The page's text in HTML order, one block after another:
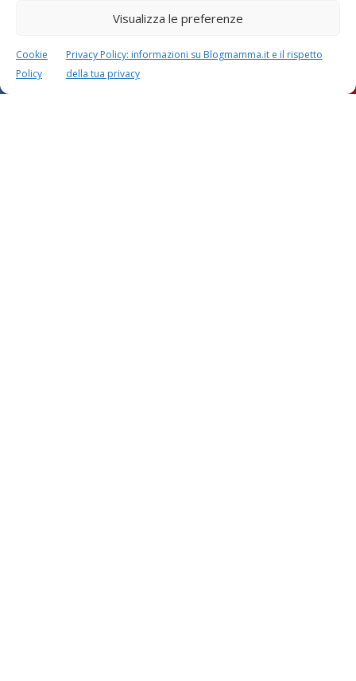
Visualizza le preferenze
Cookie
Policy
Privacy Policy: informazioni su Blogmamma.it e il rispetto
della tua privacy
CALCOLO SETTIMANE DI
GRAVIDANZA DATA PARTO